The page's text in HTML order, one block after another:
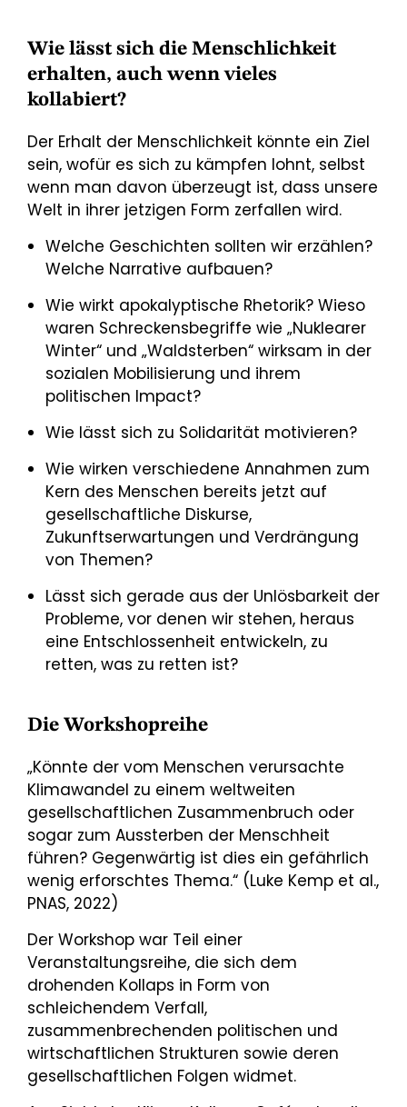
Wie lässt sich die Menschlichkeit
erhalten, auch wenn vieles
kollabiert?
Der Erhalt der Menschlichkeit könnte ein Ziel
sein, wofür es sich zu kämpfen lohnt, selbst
wenn man davon überzeugt ist, dass unsere
Welt in ihrer jetzigen Form zerfallen wird.
Welche Geschichten sollten wir erzählen?
Welche Narrative aufbauen?
Wie wirkt apokalyptische Rhetorik? Wieso
waren Schreckensbegriffe wie „Nuklearer
Winter“ und „Waldsterben“ wirksam in der
sozialen Mobilisierung und ihrem
politischen Impact?
Wie lässt sich zu Solidarität motivieren?
Wie wirken verschiedene Annahmen zum
Kern des Menschen bereits jetzt auf
gesellschaftliche Diskurse,
Zukunftserwartungen und Verdrängung
von Themen?
Lässt sich gerade aus der Unlösbarkeit der
Probleme, vor denen wir stehen, heraus
eine Entschlossenheit entwickeln, zu
retten, was zu retten ist?
Die Workshopreihe
„Könnte der vom Menschen verursachte
Klimawandel zu einem weltweiten
gesellschaftlichen Zusammenbruch oder
sogar zum Aussterben der Menschheit
führen? Gegenwärtig ist dies ein gefährlich
wenig erforschtes Thema.“ (Luke Kemp et al.,
PNAS, 2022)
Der Workshop war Teil einer
Veranstaltungsreihe, die sich dem
drohenden Kollaps in Form von
schleichendem Verfall,
zusammenbrechenden politischen und
wirtschaftlichen Strukturen sowie deren
gesellschaftlichen Folgen widmet.